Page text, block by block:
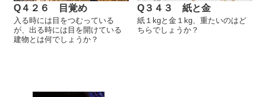
Q４２６ 目覚め
入る時には目をつむっている
が、出る時には目を開けている
建物とは何でしょうか？
Q３４３ 紙と金
紙１kgと金１kg、重たいのはど
ちらでしょうか？